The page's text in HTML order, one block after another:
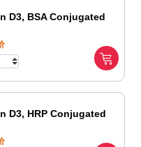
D3, BSA Conjugated
D3, HRP Conjugated